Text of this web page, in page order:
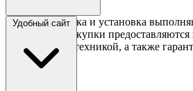
Доставка, сборка и установка
срок. После покупки
за фасадами и техникой, а также
Удобный сайт